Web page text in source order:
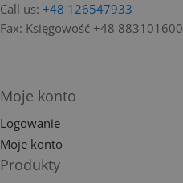
Call us: +48 126547933
Fax: Księgowość +48 883101600
Moje konto
Logowanie
Moje konto
Produkty